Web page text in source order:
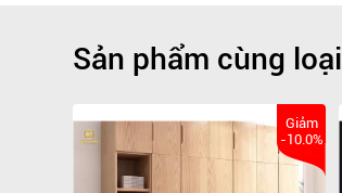
Sản phẩm cùng loại
Giảm
-10.0%